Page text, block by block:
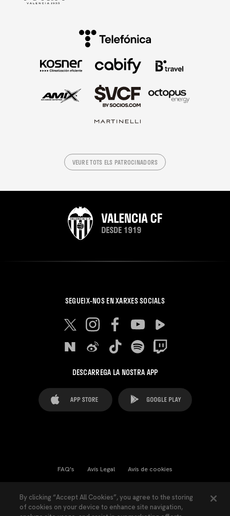
VEURE TOTS ELS PATROCINADORS
SEGUEIX-NOS EN XARXES SOCIALS
DESCARREGA LA NOSTRA APP
FAQ's Avís Legal Avís de cookies
Llei de Transparència Política de Privacitat
By clicking “Accept All Cookies”, you agree to the storing
of cookies on your device to enhance site navigation,